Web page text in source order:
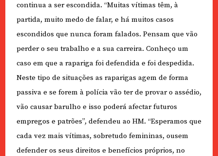
continua a ser escondida. “Muitas vítimas têm, à
partida, muito medo de falar, e há muitos casos
escondidos que nunca foram falados. Pensam que vão
perder o seu trabalho e a sua carreira. Conheço um
caso em que a rapariga foi defendida e foi despedida.
Neste tipo de situações as raparigas agem de forma
passiva e se forem à polícia vão ter de provar o assédio,
vão causar barulho e isso poderá afectar futuros
empregos e patrões”, defendeu ao HM. “Esperamos que
cada vez mais vítimas, sobretudo femininas, ousem
defender os seus direitos e benefícios próprios, no